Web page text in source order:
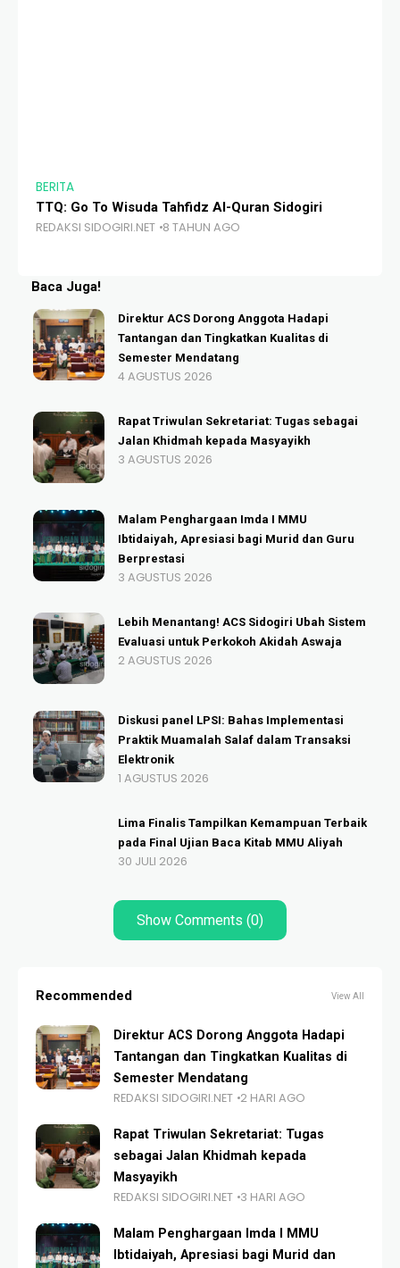
BERITA
TTQ: Go To Wisuda Tahfidz Al-Quran Sidogiri
REDAKSI SIDOGIRI.NET 8 TAHUN AGO
Baca Juga!
Direktur ACS Dorong Anggota Hadapi
Tantangan dan Tingkatkan Kualitas di
Semester Mendatang
4 AGUSTUS 2026
Rapat Triwulan Sekretariat: Tugas sebagai
Jalan Khidmah kepada Masyayikh
3 AGUSTUS 2026
Malam Penghargaan Imda I MMU
Ibtidaiyah, Apresiasi bagi Murid dan Guru
Berprestasi
3 AGUSTUS 2026
Lebih Menantang! ACS Sidogiri Ubah Sistem
Evaluasi untuk Perkokoh Akidah Aswaja
2 AGUSTUS 2026
Diskusi panel LPSI: Bahas Implementasi
Praktik Muamalah Salaf dalam Transaksi
Elektronik
1 AGUSTUS 2026
Lima Finalis Tampilkan Kemampuan Terbaik
pada Final Ujian Baca Kitab MMU Aliyah
30 JULI 2026
Show Comments (0)
Recommended View All
Direktur ACS Dorong Anggota Hadapi
Tantangan dan Tingkatkan Kualitas di
Semester Mendatang
REDAKSI SIDOGIRI.NET 2 HARI AGO
Rapat Triwulan Sekretariat: Tugas
sebagai Jalan Khidmah kepada
Masyayikh
REDAKSI SIDOGIRI.NET 3 HARI AGO
Malam Penghargaan Imda I MMU
Ibtidaiyah, Apresiasi bagi Murid dan